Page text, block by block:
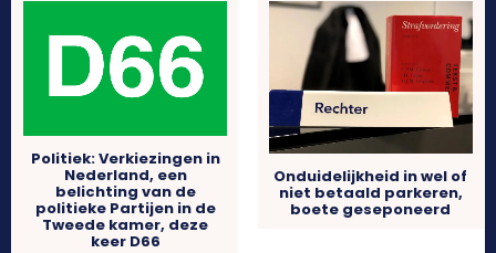
Politiek: Verkiezingen in
Nederland, een
belichting van de
politieke Partijen in de
Tweede kamer, deze
keer D66
Onduidelijkheid in wel of
niet betaald parkeren,
boete geseponeerd